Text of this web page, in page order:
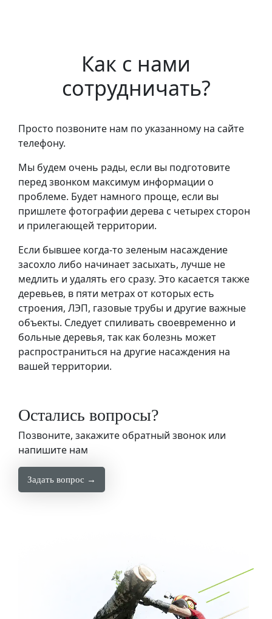
Как с нами
сотрудничать?
Просто позвоните нам по указанному на сайте
телефону.
Мы будем очень рады, если вы подготовите
перед звонком максимум информации о
проблеме. Будет намного проще, если вы
пришлете фотографии дерева с четырех сторон
и прилегающей территории.
Если бывшее когда-то зеленым насаждение
засохло либо начинает засыхать, лучше не
медлить и удалять его сразу. Это касается также
деревьев, в пяти метрах от которых есть
строения, ЛЭП, газовые трубы и другие важные
объекты. Следует спиливать своевременно и
больные деревья, так как болезнь может
распространиться на другие насаждения на
вашей территории.
Остались вопросы?
Позвоните, закажите обратный звонок или
напишите нам
Задать вопрос →